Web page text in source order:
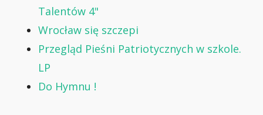
Talentów 4"
Wrocław się szczepi
Przegląd Pieśni Patriotycznych w szkole.
LP
Do Hymnu !